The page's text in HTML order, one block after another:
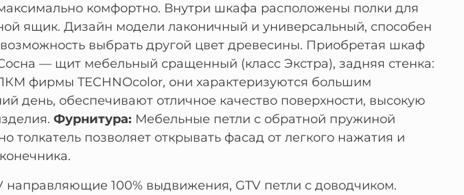
комфортно. Внутри шкафа расположены полки для
ящик. Дизайн модели лаконичный и универсальный, способен
выбрать другой цвет древесины. Приобретая шкаф
— щит мебельный сращенный (класс Экстра), задняя стенка:
фирмы TECHNOcolor, они характеризуются большим
день, обеспечивают отличное качество поверхности, высокую
Фурнитура: Мебельные петли с обратной пружиной
позволяет открывать фасад от легкого нажатия и
100% выдвижения, GTV петли с доводчиком.